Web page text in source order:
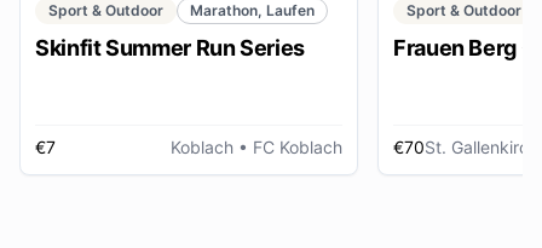
Sport & Outdoor
Marathon, Laufen
Skinfit Summer Run Series
€7 Koblach • FC Koblach
Sport & Outdoor
Frauen Berg
€70St. Gallenkirch